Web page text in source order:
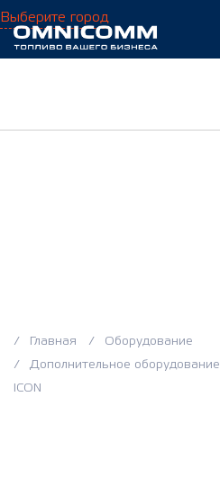
Выберите город
Главная
Оборудование
Дополнительное оборудование
ICON